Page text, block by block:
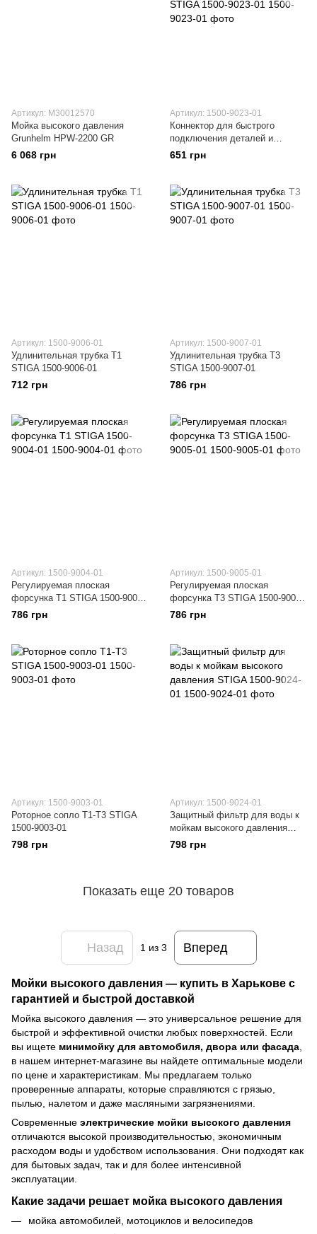
Артикул: M30012570
Мойка высокого давления
Grunhelm HPW-2200 GR
6 068 грн
Артикул: 1500-9023-01
Коннектор для быстрого
подключения деталей и
принадлежности для мойки
STIGA 1500-9023-01
651 грн
Артикул: 1500-9006-01
Удлинительная трубка T1
STIGA 1500-9006-01
712 грн
Артикул: 1500-9007-01
Удлинительная трубка T3
STIGA 1500-9007-01
786 грн
Артикул: 1500-9004-01
Регулируемая плоская
форсунка T1 STIGA 1500-9004-
01
786 грн
Артикул: 1500-9005-01
Регулируемая плоская
форсунка T3 STIGA 1500-9005-
01
786 грн
Артикул: 1500-9003-01
Роторное сопло T1-T3 STIGA
1500-9003-01
798 грн
Артикул: 1500-9024-01
Защитный фильтр для воды к
мойкам высокого давления
STIGA 1500-9024-01
798 грн
Показать еще 20 товаров
Назад 1 из 3 Вперед
Мойки высокого давления — купить в Харькове с
гарантией и быстрой доставкой
Мойка высокого давления — это универсальное решение для
быстрой и эффективной очистки любых поверхностей. Если
вы ищете минимойку для автомобиля, двора или фасада
в нашем интернет-магазине вы найдете оптимальные модели
по цене и характеристикам. Мы предлагаем только
проверенные аппараты, которые справляются с грязью,
пылью, налетом и даже масляными загрязнениями.
Современные электрические мойки высокого давления
отличаются высокой производительностью, экономичным
расходом воды и удобством использования. Они подходят как
для бытовых задач, так и для более интенсивной
эксплуатации.
Какие задачи решает мойка высокого давления
мойка автомобилей, мотоциклов и велосипедов